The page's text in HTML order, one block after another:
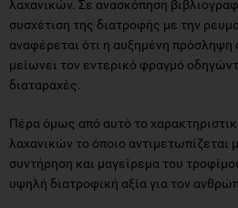
λαχανικών. Σε ανασκόπηση
συσχέτιση της διατροφής με την
αναφέρεται ότι η αυξημένη
μείωνει τον εντερικό φραγμό
διαταραχές.
Πέρα όμως από αυτό το
λαχανικών το όποιο αντιμετωπίζεται
συντήρηση και μαγείρεμα του
υψηλή διατροφική αξία για τον